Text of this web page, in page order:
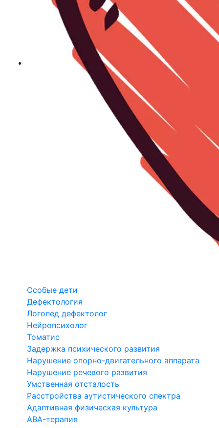
Особые дети
Дефектология
Логопед дефектолог
Нейропсихолог
Томатис
Задержка психического развития
Нарушение опорно-двигательного аппарата
Нарушение речевого развития
Умственная отсталость
Расстройства аутистического спектра
Адаптивная физическая культура
ABA-терапия